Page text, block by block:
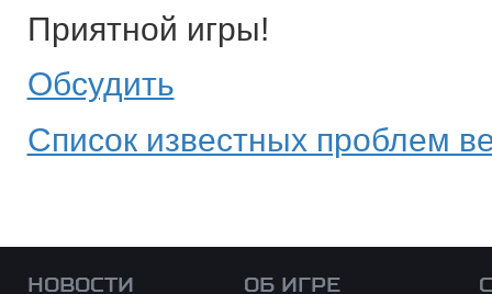
Приятной игры!
Обсудить
Список известных проблем
НОВОСТИ ОБ ИГРЕ